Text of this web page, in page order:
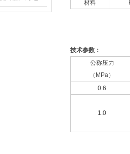
材料
技术参数：
公称压力
（MPa）
0.6
1.0